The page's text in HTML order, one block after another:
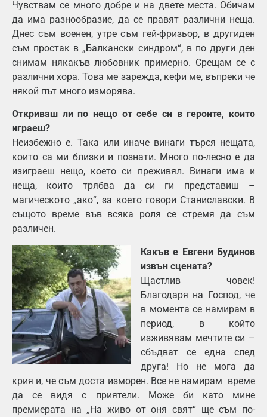
Чувствам се много добре и на двете места. Обичам
да има разнообразие, да се правят различни неща.
Днес съм военен, утре съм гей-фризьор, в другиден
съм простак в „Балкански синдром“, в по други ден
снимам някакъв любовник примерно. Срещам се с
различни хора. Това ме зарежда, кефи ме, въпреки че
някой път много изморява.
Откриваш ли по нещо от себе си в героите, които
играеш?
Неизбежно е. Така или иначе винаги търся нещата,
които са ми близки и познати. Много по-лесно е да
изиграеш нещо, което си преживял. Винаги има и
неща, които трябва да си ги представиш –
магическото „ако“, за което говори Станиславски. В
същото време във всяка роля се стремя да съм
различен.
Какъв е Евгени Будинов
извън сцената?
Щастлив човек!
Благодаря на Господ, че
в момента се намирам в
период, в който
изживявам мечтите си –
сбъдват се една след
друга! Но не мога да
крия и, че съм доста изморен. Все не намирам време
да се видя с приятели. Може би като мине
премиерата на „На живо от оня свят“ ще съм по-